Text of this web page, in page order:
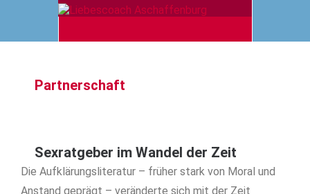
Partnerschaft
Sexratgeber im Wandel der Zeit
Die Aufklärungsliteratur – früher stark von Moral und
Anstand geprägt – veränderte sich mit der Zeit